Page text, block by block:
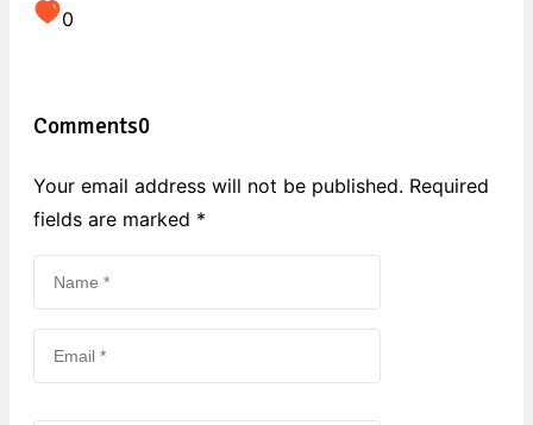
0
Comments0
Your email address will not be published. Required
fields are marked *